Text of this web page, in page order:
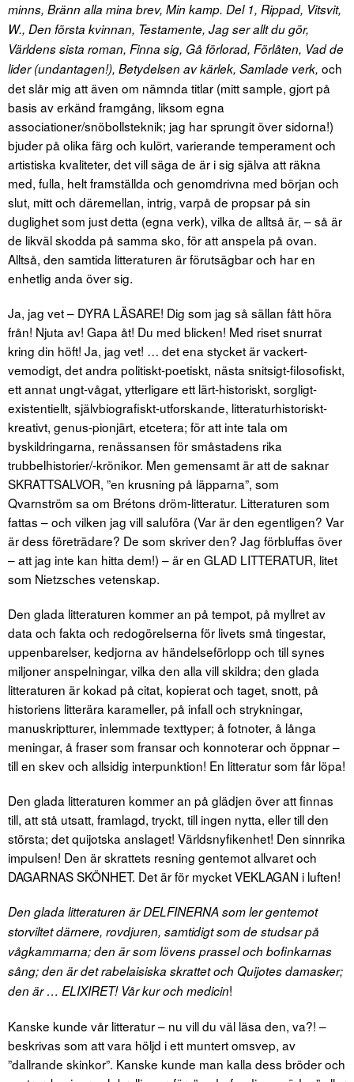
minns, Bränn alla mina brev, Min kamp. Del 1, Rippad, Vitsvit,
W., Den första kvinnan, Testamente, Jag ser allt du gör,
Världens sista roman, Finna sig, Gå förlorad, Förlåten, Vad de
lider (undantagen!), Betydelsen av kärlek, Samlade verk, och
det slår mig att även om nämnda titlar (mitt sample, gjort på
basis av erkänd framgång, liksom egna
associationer/snöbollsteknik; jag har sprungit över sidorna!)
bjuder på olika färg och kulört, varierande temperament och
artistiska kvaliteter, det vill säga de är i sig själva att räkna
med, fulla, helt framställda och genomdrivna med början och
slut, mitt och däremellan, intrig, varpå de propsar på sin
duglighet som just detta (egna verk), vilka de alltså är, – så är
de likväl skodda på samma sko, för att anspela på ovan.
Alltså, den samtida litteraturen är förutsägbar och har en
enhetlig anda över sig.
Ja, jag vet – DYRA LÄSARE! Dig som jag så sällan fått höra
från! Njuta av! Gapa åt! Du med blicken! Med riset snurrat
kring din höft! Ja, jag vet! … det ena stycket är vackert-
vemodigt, det andra politiskt-poetiskt, nästa snitsigt-filosofiskt,
ett annat ungt-vågat, ytterligare ett lärt-historiskt, sorgligt-
existentiellt, självbiografiskt-utforskande, litteraturhistoriskt-
kreativt, genus-pionjärt, etcetera; för att inte tala om
byskildringarna, renässansen för småstadens rika
trubbelhistorier/-krönikor. Men gemensamt är att de saknar
SKRATTSALVOR, ”en krusning på läpparna”, som
Qvarnström sa om Brétons dröm-litteratur. Litteraturen som
fattas – och vilken jag vill saluföra (Var är den egentligen? Var
är dess företrädare? De som skriver den? Jag förbluffas över
– att jag inte kan hitta dem!) – är en GLAD LITTERATUR, litet
som Nietzsches vetenskap.
Den glada litteraturen kommer an på tempot, på myllret av
data och fakta och redogörelserna för livets små tingestar,
uppenbarelser, kedjorna av händelseförlopp och till synes
miljoner anspelningar, vilka den alla vill skildra; den glada
litteraturen är kokad på citat, kopierat och taget, snott, på
historiens litterära karameller, på infall och strykningar,
manuskriptturer, inlemmade texttyper; å fotnoter, å långa
meningar, å fraser som fransar och konnoterar och öppnar –
till en skev och allsidig interpunktion! En litteratur som får löpa!
Den glada litteraturen kommer an på glädjen över att finnas
till, att stå utsatt, framlagd, tryckt, till ingen nytta, eller till den
största; det quijotska anslaget! Världsnyfikenhet! Den sinnrika
impulsen! Den är skrattets resning gentemot allvaret och
DAGARNAS SKÖNHET. Det är för mycket VEKLAGAN i luften!
Den glada litteraturen är DELFINERNA som ler gentemot
storviltet därnere, rovdjuren, samtidigt som de studsar på
vågkammarna; den är som lövens prassel och bofinkarnas
sång; den är det rabelaisiska skrattet och Quijotes damasker;
den är … ELIXIRET! Vår kur och medicin!
Kanske kunde vår litteratur – nu vill du väl läsa den, va?! –
beskrivas som att vara höljd i ett muntert omsvep, av
”dallrande skinkor”. Kanske kunde man kalla dess bröder och